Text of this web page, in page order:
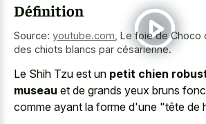
Définition
Source: youtube.com Le foie de Choco
des chiots blancs par césarienne.
Le Shih Tzu est un petit chien
museau et de grands yeux bruns
comme ayant la forme d'une "tête de